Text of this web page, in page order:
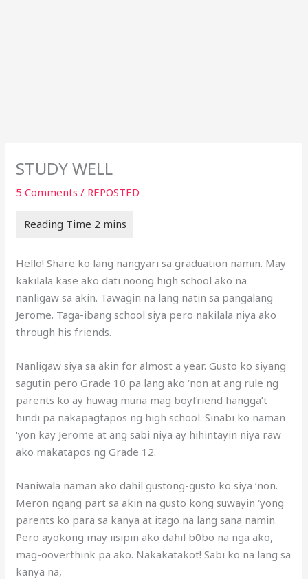
STUDY WELL
5 Comments / REPOSTED
Hello! Share ko lang nangyari sa graduation namin. May
kakilala kase ako dati noong high school ako na
nanligaw sa akin. Tawagin na lang natin sa pangalang
Jerome. Taga-ibang school siya pero nakilala niya ako
through his friends.
Nanligaw siya sa akin for almost a year. Gusto ko siyang
sagutin pero Grade 10 pa lang ako ‘non at ang rule ng
parents ko ay huwag muna mag boyfriend hangga’t
hindi pa nakapagtapos ng high school. Sinabi ko naman
‘yon kay Jerome at ang sabi niya ay hihintayin niya raw
ako makatapos ng Grade 12.
Naniwala naman ako dahil gustong-gusto ko siya ‘non.
Meron ngang part sa akin na gusto kong suwayin ‘yong
parents ko para sa kanya at itago na lang sana namin.
Pero ayokong may iisipin ako dahil b0bo na nga ako,
mag-ooverthink pa ako. Nakakatakot! Sabi ko na lang sa
kanya na,